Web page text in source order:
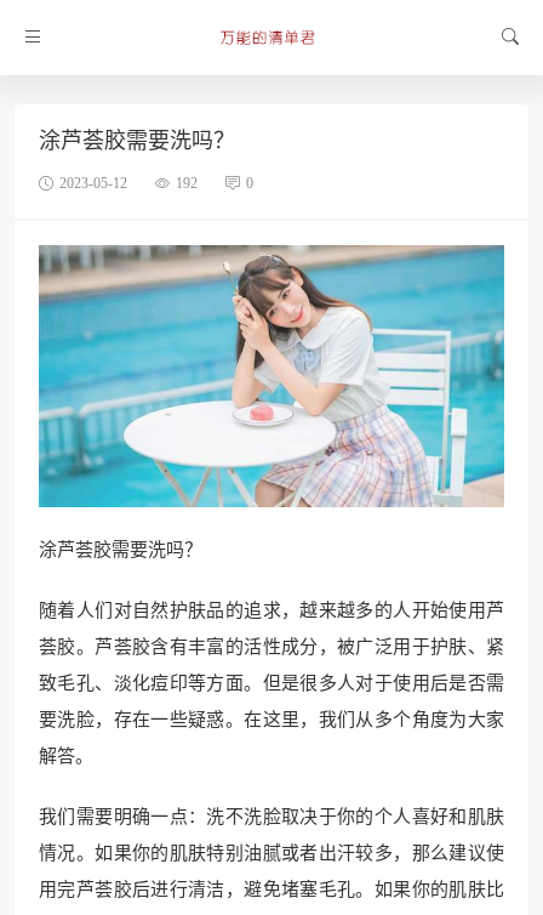
涂芦荟胶需要洗吗？
2023-05-12 192 0
涂芦荟胶需要洗吗？
随着人们对自然护肤品的追求，越来越多的人开始使用芦
荟胶。芦荟胶含有丰富的活性成分，被广泛用于护肤、紧
致毛孔、淡化痘印等方面。但是很多人对于使用后是否需
要洗脸，存在一些疑惑。在这里，我们从多个角度为大家
解答。
我们需要明确一点：洗不洗脸取决于你的个人喜好和肌肤
情况。如果你的肌肤特别油腻或者出汗较多，那么建议使
用完芦荟胶后进行清洁，避免堵塞毛孔。如果你的肌肤比